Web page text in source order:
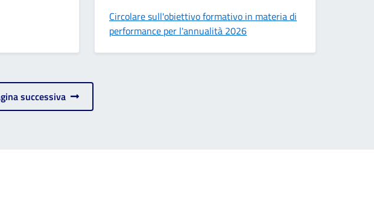
Circolare sull'obiettivo formativo in materia di
performance per l'annualità 2026
successiva